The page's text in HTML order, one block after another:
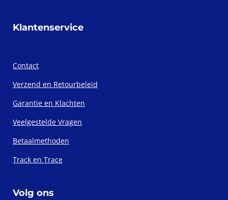
Klantenservice
Contact
Verzend en Retourbeleid
Garantie en Klachten
Veelgestelde Vragen
Betaalmethoden
Track en Trace
Volg ons